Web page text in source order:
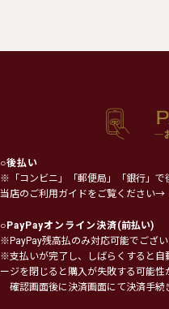
○後払い
※「コンビニ」「郵便局」「銀行」で
当店のご利用ガイドをご覧ください→
○PayPayオンライン決済(前払い)
※PayPay残高払のみ対応可能でござい
※支払いが完了し、しばらくすると自
ージを閉じると購入が失敗する可能性
確認画面後に決済画面にて決済手続